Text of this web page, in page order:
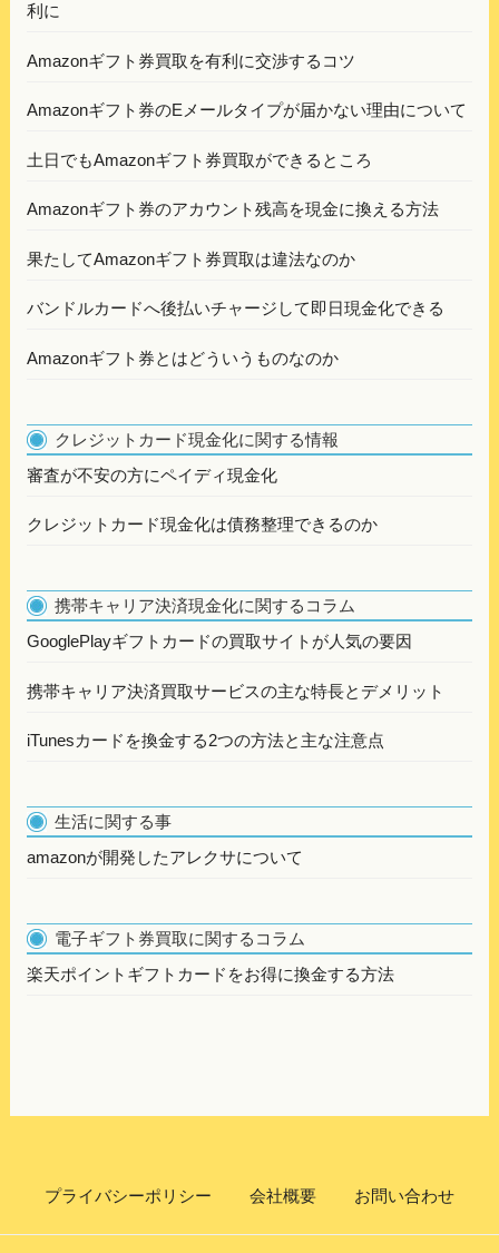
利に
Amazonギフト券買取を有利に交渉するコツ
Amazonギフト券のEメールタイプが届かない理由について
土日でもAmazonギフト券買取ができるところ
Amazonギフト券のアカウント残高を現金に換える方法
果たしてAmazonギフト券買取は違法なのか
バンドルカードへ後払いチャージして即日現金化できる
Amazonギフト券とはどういうものなのか
クレジットカード現金化に関する情報
審査が不安の方にペイディ現金化
クレジットカード現金化は債務整理できるのか
携帯キャリア決済現金化に関するコラム
GooglePlayギフトカードの買取サイトが人気の要因
携帯キャリア決済買取サービスの主な特長とデメリット
iTunesカードを換金する2つの方法と主な注意点
生活に関する事
amazonが開発したアレクサについて
電子ギフト券買取に関するコラム
楽天ポイントギフトカードをお得に換金する方法
プライバシーポリシー 会社概要 お問い合わせ